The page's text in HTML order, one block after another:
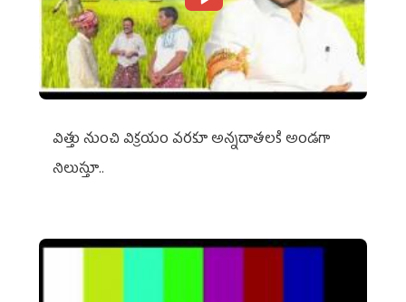
విత్తు నుంచి విక్రయం వరకూ అన్నదాతలకి అండగా
నిలుస్తూ..